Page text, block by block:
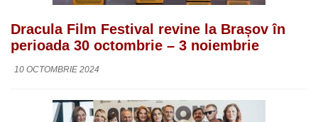
Dracula Film Festival revine la Brașov în
perioada 30 octombrie – 3 noiembrie
10 OCTOMBRIE 2024